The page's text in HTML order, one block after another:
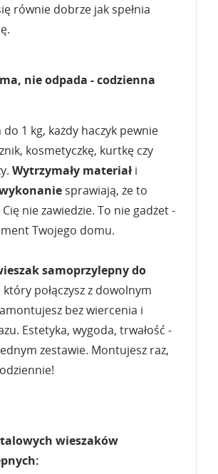
równie dobrze jak spełnia
nie odpada - codzienna
1 kg, każdy haczyk pewnie
kosmetyczkę, kurtkę czy
Wytrzymały materiał i
sprawiają, że to
nie zawiedzie. To nie gadżet -
Twojego domu.
samoprzylepnydo
który połączysz z dowolnym
bez wiercenia i
Estetyka, wygoda, trwałość -
zestawie. Montujesz raz,
wieszaków